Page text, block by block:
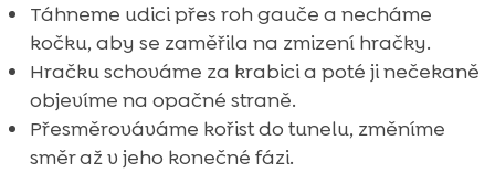
Táhneme udici přes roh gauče a necháme
kočku, aby se zaměřila na zmizení hračky.
Hračku schováme za krabici a poté ji nečekaně
objevíme na opačné straně.
Přesměrováváme kořist do tunelu, změníme
směr až v jeho konečné fázi.